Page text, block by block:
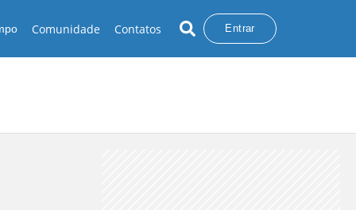
Comunidade Contatos Entrar